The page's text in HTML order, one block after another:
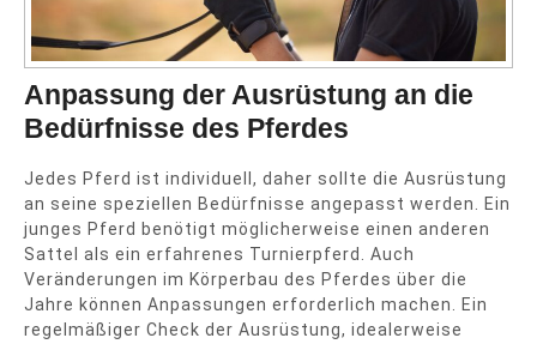
Anpassung der Ausrüstung an die
Bedürfnisse des Pferdes
Jedes Pferd ist individuell, daher sollte die Ausrüstung
an seine speziellen Bedürfnisse angepasst werden. Ein
junges Pferd benötigt möglicherweise einen anderen
Sattel als ein erfahrenes Turnierpferd. Auch
Veränderungen im Körperbau des Pferdes über die
Jahre können Anpassungen erforderlich machen. Ein
regelmäßiger Check der Ausrüstung, idealerweise